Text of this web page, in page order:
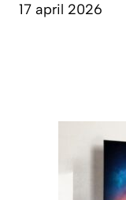
17 april 2026